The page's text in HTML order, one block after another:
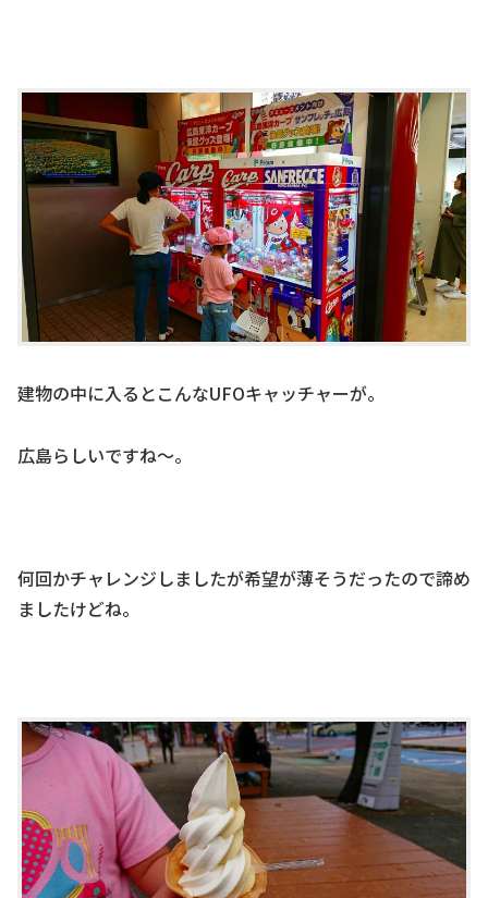
建物の中に入るとこんなUFOキャッチャーが。
広島らしいですね～。
何回かチャレンジしましたが希望が薄そうだったので諦め
ましたけどね。